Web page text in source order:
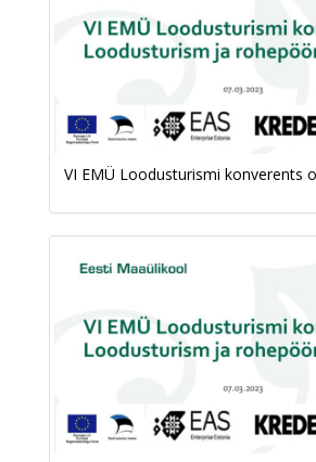
VI EMÜ Loodusturismi konverents